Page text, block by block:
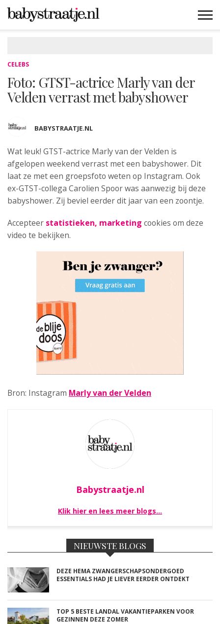
CELEBS
Foto: GTST-actrice Marly van der
Velden verrast met babyshower
BABYSTRAATJE.NL
Wat leuk! GTST-actrice Marly van der Velden is
afgelopen weekend verrast met een babyshower. Dit
laat ze met een groepsfoto weten op Instagram. Ook
ex-GTST-collega Carolien Spoor was aanwezig bij deze
babyshower. Zij beviel eerder dit jaar van een zoontje.
Accepteer statistieken, marketing cookies om deze
video te bekijken.
Bron: Instagram Marly van der Velden
Babystraatje.nl
Klik hier en lees meer blogs…
NIEUWSTE BLOGS
DEZE HEMA ZWANGERSCHAPSONDERGOED
ESSENTIALS HAD JE LIEVER EERDER ONTDEKT
TOP 5 BESTE LANDAL VAKANTIEPARKEN VOOR
GEZINNEN DEZE ZOMER